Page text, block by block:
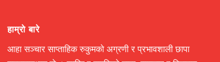
हाम्रो बारे
आहा सञ्चार साप्ताहिक रुकुमको अग्रणी र प्रभावशाली छापा